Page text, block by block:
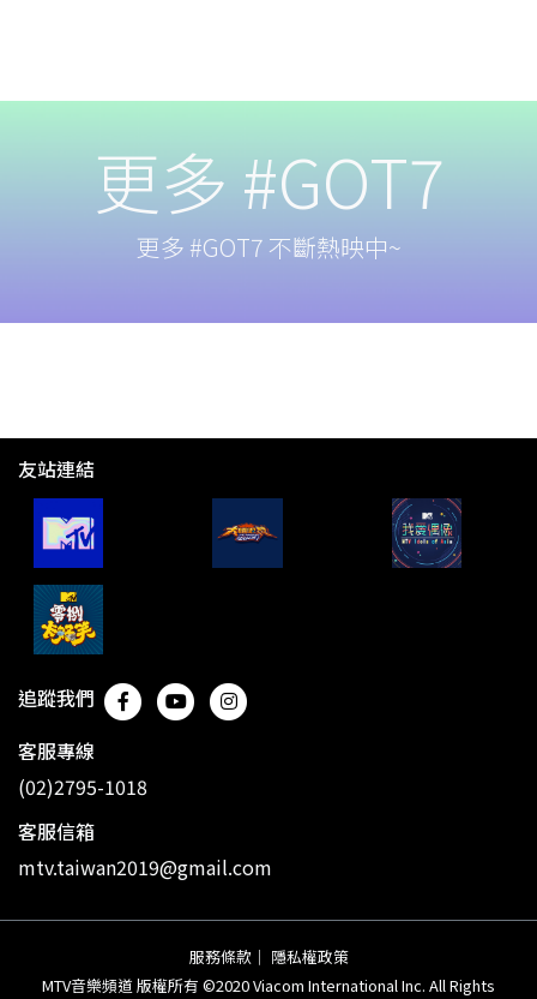
更多 #GOT7
更多 #GOT7 不斷熱映中~
友站連結
追蹤我們
客服專線
(02)2795-1018
客服信箱
mtv.taiwan2019@gmail.com
服務條款 ｜ 隱私權政策
MTV音樂頻道 版權所有 ©2020 Viacom International Inc. All Rights